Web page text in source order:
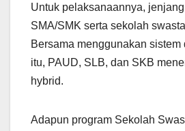
Untuk pelaksanaannya,
SMA/SMK serta sekolah
Bersama menggunakan sistem
itu, PAUD, SLB, dan SKB
hybrid.
Adapun program Sekolah